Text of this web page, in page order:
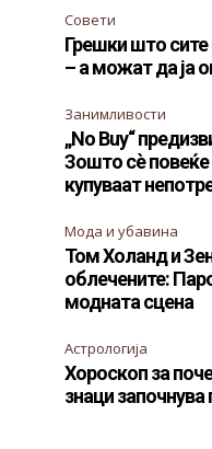
Совети
Грешки што сите
– а можат да ја
Занимливости
„No Buy“
Зошто сè повеќе
купуваат
Мода и убавина
Том Холанд и
облечените:
модната сцена
Астрологија
Хороскоп за
знаци